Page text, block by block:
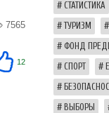
7565
12
СТАТИСТИКА
ТУРИЗМ
ФОНД
СПОРТ
ВЫБОРЫ